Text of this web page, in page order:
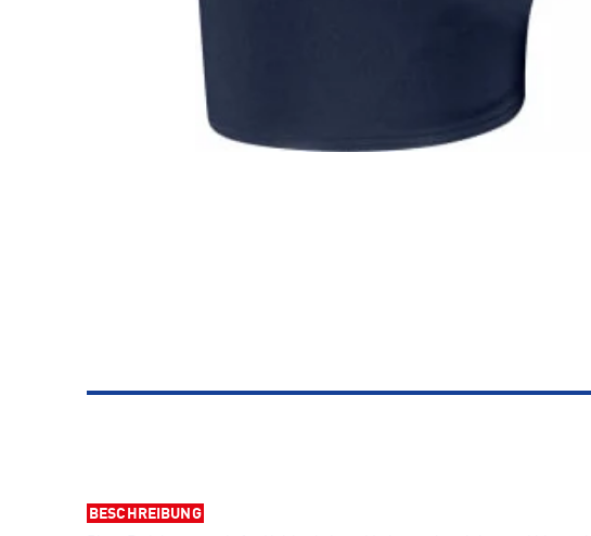
BESCHREIBUNG